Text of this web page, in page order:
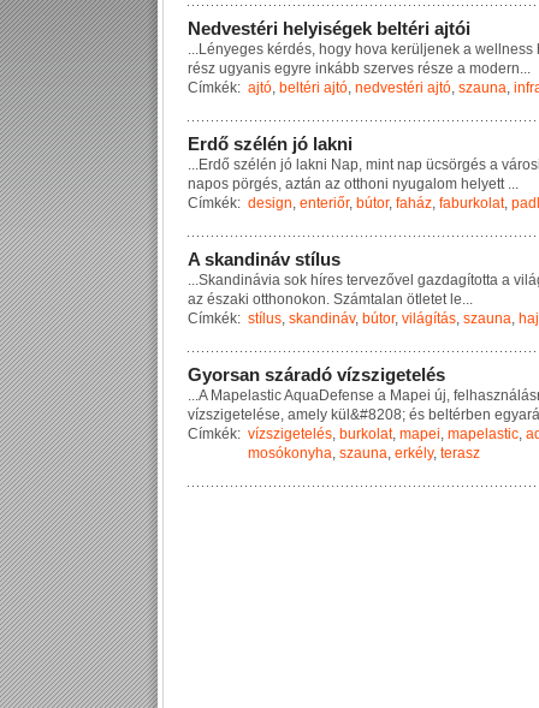
Nedvestéri helyiségek beltéri ajtói
...Lényeges kérdés, hogy hova kerü jene k a we ness
rész ugyanis egyre in kább szerves része a modern...
Címkék: ajtó, beltéri ajtó, nedvestéri ajtó, szauna,
Erdő szélén jó lakni
...Erdő szé én jó akni Nap, mint nap ücsörgés a város
napos pörgés, aztán az otthoni nyuga om he yett ...
Címkék: design, enteriőr, bútor, faház, faburkolat,
A skandináv stílus
...Skandinávia sok híres tervezőve gazdagította a vi á
az északi otthonokon. Számta an ötletet e...
Címkék: stílus, skandináv, bútor, világítás, szauna,
Gyorsan száradó vízszigetelés
...A Mape asticAquaDefense a Mapei új, fe haszná ás
vízszigete ése, ame y kü &#8208; és be térben egyará
Címkék: vízszigetelés, burkolat, mapei, mapelastic,
mosókonyha, szauna, erkély, terasz